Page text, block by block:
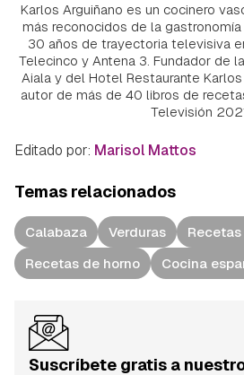
Karlos Arguiñano es un cocinero
más reconocidos de la
30 años de trayectoria televisiva
Telecinco y Antena 3. Fundador de
Aiala y del Hotel Restaurante
autor de más de 40 libros de
Televisión
Editado por: Marisol Mattos
Temas relacionados
Calabaza Verduras
Recetas de horno
Cocina
Suscríbete gratis a